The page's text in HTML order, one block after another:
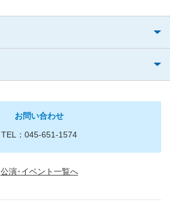
お問い合わせ
TEL：045-651-1574
公演･イベント一覧へ